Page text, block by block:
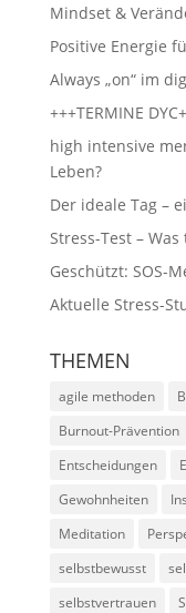
Mindset &
Positive Energie
Always „on“ im
+++TERMINE
high intensive
Leben?
Der ideale Tag –
Stress-Test –
Geschützt: SOS-
Aktuelle Stress-
THEMEN
agile methoden
Burnout-Prävention
Entscheidungen
Gewohnheiten
Meditation
selbstbewusst
selbstvertrauen